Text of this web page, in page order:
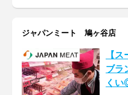
ジャパンミート 鳩ヶ谷店
【
ブラ
く